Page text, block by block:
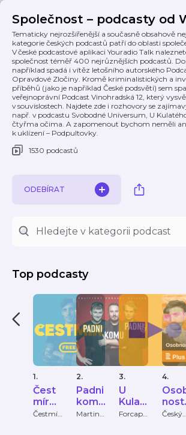
Společnost – podcasty od
Tematicky nejrozšířenější a současně obsahově
kategorie českých podcastů patří do oblasti
V české podcastové aplikaci Youradio Talk
společnost téměř 400 nejrůznějších podcastů.
například spadá i vítěz letošního autorského
Opravdové Zločiny. Kromě kriminalistických a
příběhů (jako je například České podsvětí) sem
veřejnoprávní Podcast Vinohradská 12, který
v souvislostech. Najdete zde i rozhovory se
např. v podcastu Svobodné Universum, U
čtyřma očima. A zapomenout bychom neměli
k uklízení – Podpultovky.
1530 podcastů
ODEBÍRAT
Top podcasty
1.
Čest
mír
Strak
Čestmír
2.
Padni
komu
padni
Martin
3.
U
Kulat
ého
Forcapt
4.
nost
Plus
Český